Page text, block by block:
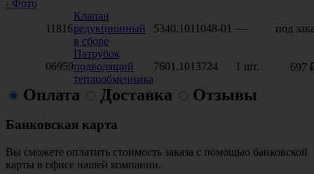
11816
Клапан
редукционный
в сборе
5340.1011048-01 — под
06959
Патрубок
подводящий
теплообменника
7601.1013724 1 шт. 697
Оплата Доставка Отзывы
Банковская карта
Вы сможете оплатить стоимость заказа с помощью банковской
карты в офисе нашей компании.